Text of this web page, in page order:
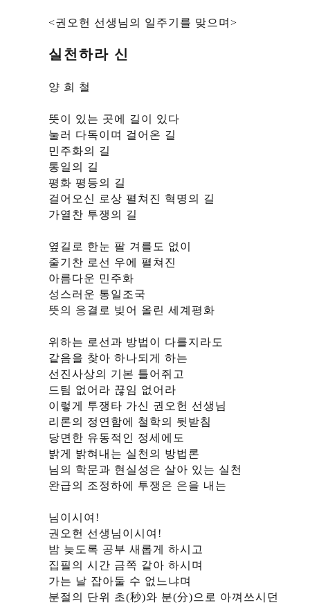
<권오헌 선생님의 일주기를 맞으며>
실천하라 신
양 희 철
뜻이 있는 곳에 길이 있다
눌러 다독이며 걸어온 길
민주화의 길
통일의 길
평화 평등의 길
걸어오신 로상 펼쳐진 혁명의 길
가열찬 투쟁의 길
옆길로 한눈 팔 겨를도 없이
줄기찬 로선 우에 펼쳐진
아름다운 민주화
성스러운 통일조국
뜻의 응결로 빚어 올린 세계평화
위하는 로선과 방법이 다를지라도
같음을 찾아 하나되게 하는
선진사상의 기본 틀어쥐고
드팀 없어라 끊임 없어라
이렇게 투쟁타 가신 권오헌 선생님
리론의 정연함에 철학의 뒷받침
당면한 유동적인 정세에도
밝게 밝혀내는 실천의 방법론
님의 학문과 현실성은 살아 있는 실천
완급의 조정하에 투쟁은 은을 내는
님이시여!
권오헌 선생님이시여!
밤 늦도록 공부 새롭게 하시고
집필의 시간 금쪽 같아 하시며
가는 날 잡아둘 수 없느냐며
분절의 단위 초(秒)와 분(分)으로 아껴쓰시던